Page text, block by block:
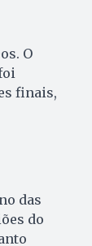
O
finais,
das
do